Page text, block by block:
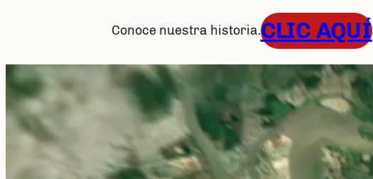
Conoce nuestra historia.CLIC AQUÍ